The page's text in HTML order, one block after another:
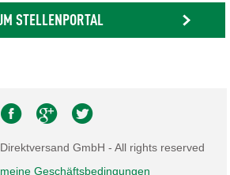
STELLENPORTAL
GmbH - All rights reserved
Geschäftsbedingungen